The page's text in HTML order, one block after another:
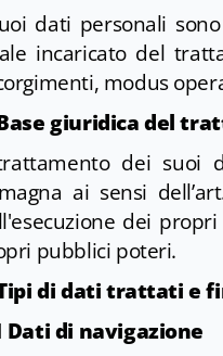
dati personali
incaricato del
modus
giuridica del
dei suoi
ai sensi
dei
pubblici poteri.
di dati trattati e
Dati di navigazione